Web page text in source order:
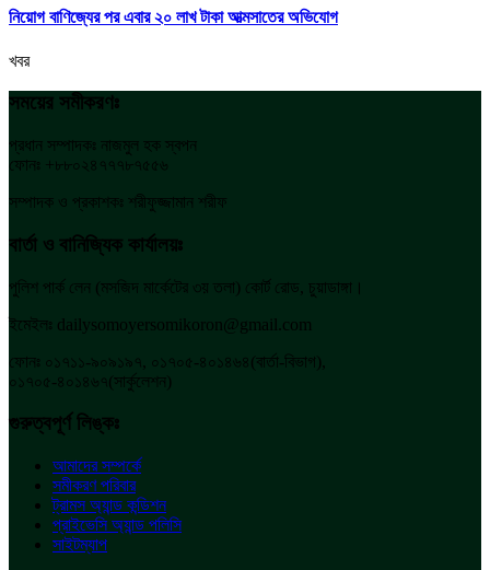
নিয়োগ বাণিজ্যের পর এবার ২০ লাখ টাকা আত্মসাতের অভিযোগ
খবর
সময়ের সমীকরণঃ
প্রধান সম্পাদকঃ নাজমুল হক স্বপন
ফোনঃ +৮৮০২৪৭৭৭৮৭৫৫৬
সম্পাদক ও প্রকাশকঃ শরীফুজ্জামান শরীফ
বার্তা ও বানিজ্যিক কার্যালয়ঃ
পুলিশ পার্ক লেন (মসজিদ মার্কেটের ৩য় তলা) কোর্ট রোড, চুয়াডাঙ্গা।
ইমেইলঃ dailysomoyersomikoron@gmail.com
ফোনঃ ০১৭১১-৯০৯১৯৭, ০১৭০৫-৪০১৪৬৪(বার্তা-বিভাগ),
০১৭০৫-৪০১৪৬৭(সার্কুলেশন)
গুরুত্বপূর্ণ লিঙ্কঃ
আমাদের সম্পর্কে
সমীকরণ পরিবার
ট্রামস অ্যান্ড কন্ডিশন
প্রাইভেসি অ্যান্ড পলিসি
সাইটম্যাপ